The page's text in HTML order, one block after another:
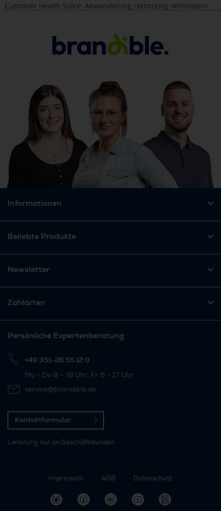
Customer Health Score: Abwanderung rechtzeitig verhindern
Informationen
Beliebte Produkte
Newsletter
Zahlarten
Persönliche Expertenberatung
+49 351-26 55 12 0
Mo - Do 8 - 18 Uhr, Fr 8 - 17 Uhr
service@brandible.de
Kontaktformular
Lieferung nur an Geschäftskunden
Impressum AGB Datenschutz